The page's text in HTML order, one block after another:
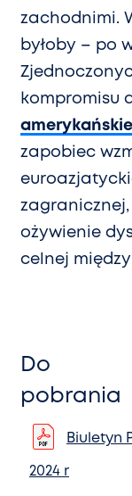
zachodnimi.
byłoby – po
kompromisu
zapobiec
zagranicznej,
ożywienie
celnej między
Do
pobrania
Biuletyn
2024 r